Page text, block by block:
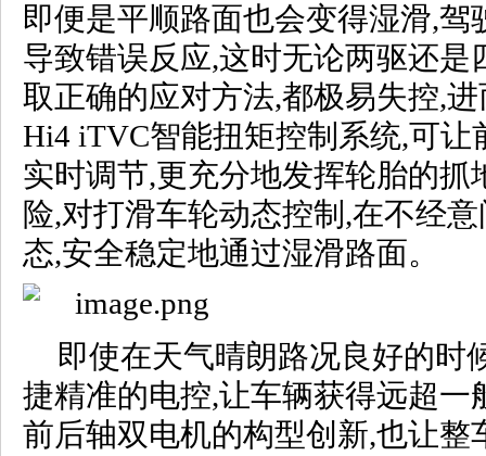
即便是平顺路面也会变得湿滑,驾
导致错误反应,这时无论两驱还是
取正确的应对方法,都极易失控,
Hi4 iTVC智能扭矩控制系统,可让
实时调节,更充分地发挥轮胎的抓
险,对打滑车轮动态控制,在不经
态,安全稳定地通过湿滑路面。
即使在天气晴朗路况良好的时
捷精准的电控,让车辆获得远超一
前后轴双电机的构型创新,也让整